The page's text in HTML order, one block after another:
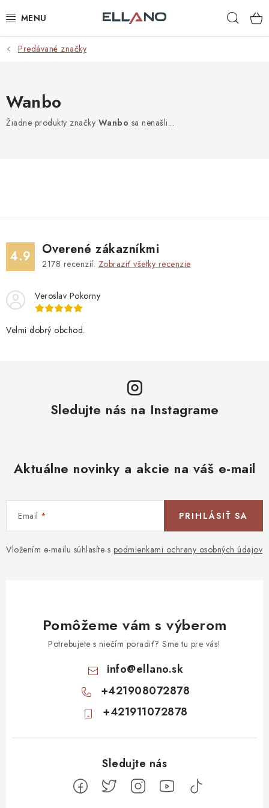
na
NOVINKY
Blog
Predávané značky
Wanbo
Žiadne produkty značky Wanbo sa nenašli...
4.9 Overené zákazníkmi
2178 recenzií. Zobraziť všetky recenzie
Veroslav Pokorny
Velmi dobrý obchod.
Sledujte nás na Instagrame
Aktuálne novinky a akcie na váš e-mail
Email
Vložením e-mailu súhlasíte s podmienkami ochrany osobných údajov
PRIHLÁSIŤ SA
Pomôžeme vám s výberom
Potrebujete s niečím poradiť? Sme tu pre vás!
info@ellano.sk
+421908072878
+421911072878